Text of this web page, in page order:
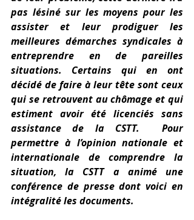
pas lésiné sur les moyens pour les
assister et leur prodiguer les
meilleures démarches syndicales à
entreprendre en de pareilles
situations. Certains qui en ont
décidé de faire à leur tête sont ceux
qui se retrouvent au chômage et qui
estiment avoir été licenciés sans
assistance de la CSTT.  Pour
permettre à l’opinion nationale et
internationale de comprendre la
situation, la CSTT a animé une
conférence de presse dont voici en
intégralité les documents.